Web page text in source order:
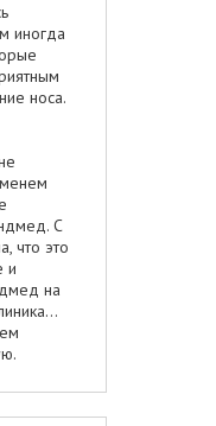
До
иногда
носа.
С
что это
и
на